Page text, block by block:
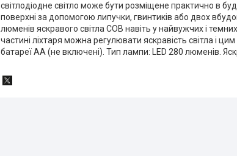
світлодіодне світло може бути розміщене практично в
поверхні за допомогою липучки, гвинтиків або двох
люменів яскравого світла COB навіть у найвужчих і
частині ліхтаря можна регулювати яскравість світла і
батареї АА (не включені). Тип лампи: LED 280 люменів.